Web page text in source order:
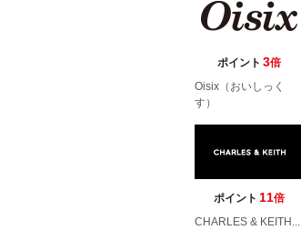
ポイント 3倍
Oisix（おいしっく
す）
ポイント 11倍
CHARLES & KEITH...